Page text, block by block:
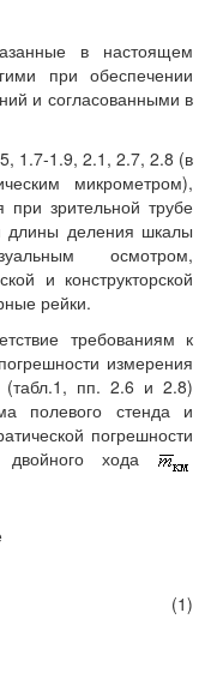
в настоящем
при обеспечении
и согласованными в
1.7-1.9, 2.1, 2.7, 2.8 (в
микрометром),
зрительной трубе
длины деления шкалы
осмотром,
и конструкторской
рейки.
требованиям к
измерения
пп. 2.6 и 2.8)
полевого стенда и
погрешности
хода
(1)